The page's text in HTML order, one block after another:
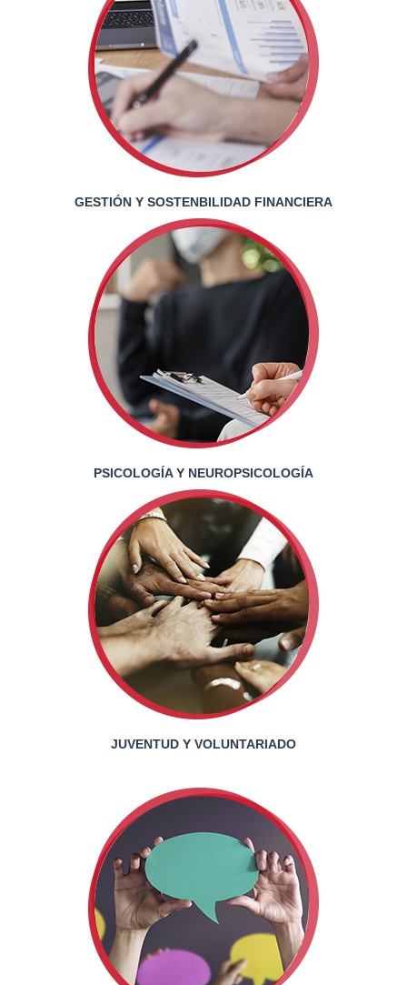
GESTIÓN Y SOSTENBILIDAD FINANCIERA
PSICOLOGÍA Y NEUROPSICOLOGÍA
JUVENTUD Y VOLUNTARIADO